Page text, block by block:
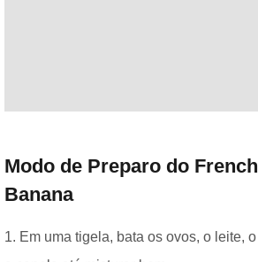
Modo de Preparo do
Banana
1. Em uma tigela, bata os ovos, o leite,